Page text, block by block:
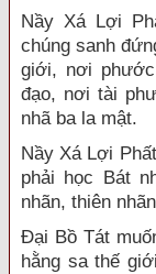
Nầy Xá Lợi
chúng sanh
giới, nơi
đạo, nơi tài
nhã ba la mật.
Nầy Xá Lợi
phải học Bát
nhãn, thiên
Đại Bồ Tát
hằng sa thế